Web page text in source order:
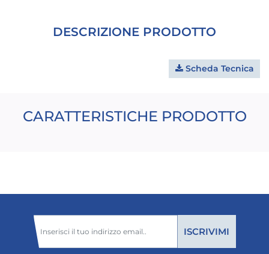
DESCRIZIONE PRODOTTO
Scheda Tecnica
CARATTERISTICHE PRODOTTO